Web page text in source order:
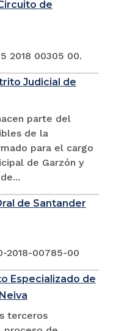
de
2018 00305 00.
Judicial de
parte del
de la
para el cargo
de Garzón y
de Santander
2018-00785-00
Especializado de
terceros